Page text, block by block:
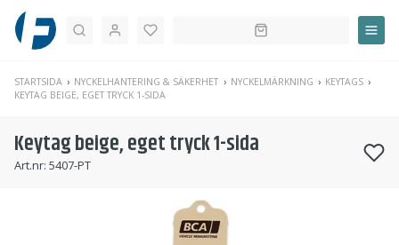
Sök
STARTSIDA NYCKELHANTERING & SÄKERHET NYCKELMÄRKNING
KEYTAGS
KEYTAG BEIGE, EGET TRYCK 1-SIDA
Keytag beige, eget tryck 1-sida
Art.nr: 5407-PT